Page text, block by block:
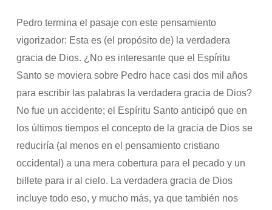
Pedro termina el pasaje con este pensamiento
vigorizador: Esta es (el propósito de) la verdadera
gracia de Dios. ¿No es interesante que el Espíritu
Santo se moviera sobre Pedro hace casi dos mil años
para escribir las palabras la verdadera gracia de Dios?
No fue un accidente; el Espíritu Santo anticipó que en
los últimos tiempos el concepto de la gracia de Dios se
reduciría (al menos en el pensamiento cristiano
occidental) a una mera cobertura para el pecado y un
billete para ir al cielo. La verdadera gracia de Dios
incluye todo eso, y mucho más, ya que también nos